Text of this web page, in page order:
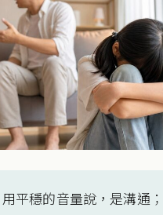
平穩的音量說，是溝通